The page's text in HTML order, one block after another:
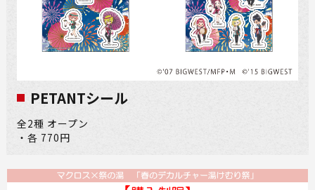
PETANTシール
全2種 オープン
・各 770円